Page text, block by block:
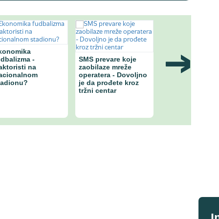
-
na
SMS prevare koje
zaobilaze mreže
operatera - Dovoljno
je da prođete kroz
tržni centar
Zlato bez
zašto centralne
banke ubrzano